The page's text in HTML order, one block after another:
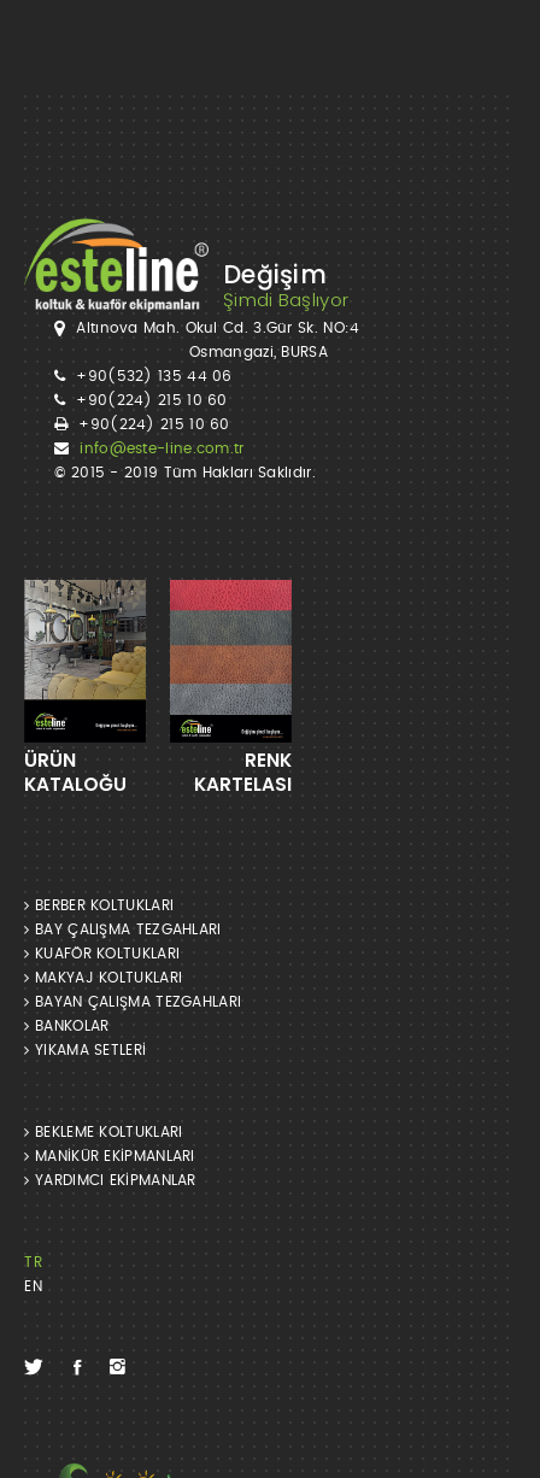
Değişim
Şimdi Başlıyor
Altınova Mah. Okul Cd. 3.Gür Sk. NO:4
Osmangazi, BURSA
+90(532) 135 44 06
+90(224) 215 10 60
+90(224) 215 10 60
info@este-line.com.tr
© 2015 - 2019 Tüm Hakları Saklıdır.
ÜRÜN
KATALOĞU
RENK
KARTELASI
BERBER KOLTUKLARI
BAY ÇALIŞMA TEZGAHLARI
KUAFÖR KOLTUKLARI
MAKYAJ KOLTUKLARI
BAYAN ÇALIŞMA TEZGAHLARI
BANKOLAR
YIKAMA SETLERİ
BEKLEME KOLTUKLARI
MANİKÜR EKİPMANLARI
YARDIMCI EKİPMANLAR
TR
EN